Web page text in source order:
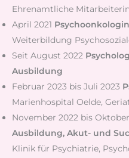
Ehrenamtliche Mitarbeiterin
April 2021 Psychoonkologin
Weiterbildung
Seit August 2022
Ausbildung
Februar 2023 bis Juli 2023
Marienhospital Oelde,
November 2022 bis
Ausbildung, Akut- und
Klinik für Psychiatrie,